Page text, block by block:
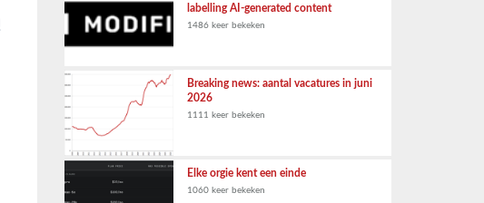
labelling AI-generated content
1486 keer bekeken
Breaking news: aantal vacatures in juni
2026
1111 keer bekeken
Elke orgie kent een einde
1060 keer bekeken